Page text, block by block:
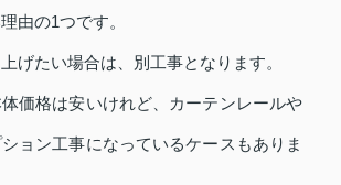
由の1つです。
げたい場合は、別工事となります。
価格は安いけれど、カーテンレールや
ョン工事になっているケースもありま